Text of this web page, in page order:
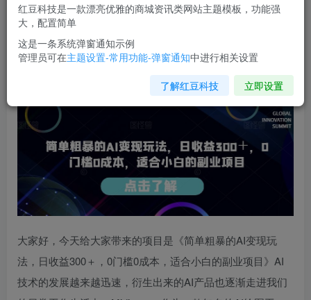
您当前未登录！建议登陆后购买，可保存购买订单
简单粗暴的AI变现玩法，日收益300＋，0门槛0成本，适合
大家好，今天给大家带来的项目是《简单粗暴的AI变现玩
法，日收益300＋，0门槛0成本，适合小白的副业项目》AI
技术的发展越来越迅速，衍生出来的AI产品也逐渐走进我们
红豆科技是一款漂亮优雅的商城资讯类网站主题模板，功能强
大，配置简单
这是一条系统弹窗通知示例
管理员可在主题设置-常用功能-弹窗通知中进行相关设置
了解红豆科技 立即设置